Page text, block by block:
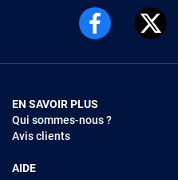
EN SAVOIR PLUS
Qui sommes-nous ?
Avis clients
AIDE